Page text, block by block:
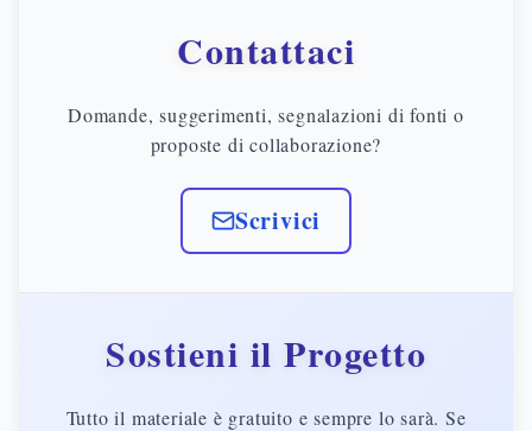
Contattaci
Domande, suggerimenti, segnalazioni di fonti o
proposte di collaborazione?
Scrivici
Sostieni il Progetto
Tutto il materiale è gratuito e sempre lo sarà. Se